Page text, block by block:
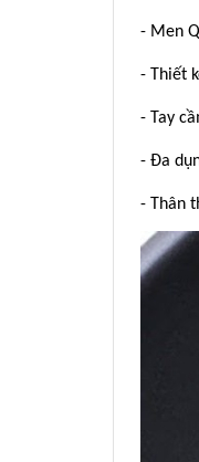
- Men
- Thiết
- Tay
- Đa
- Thân